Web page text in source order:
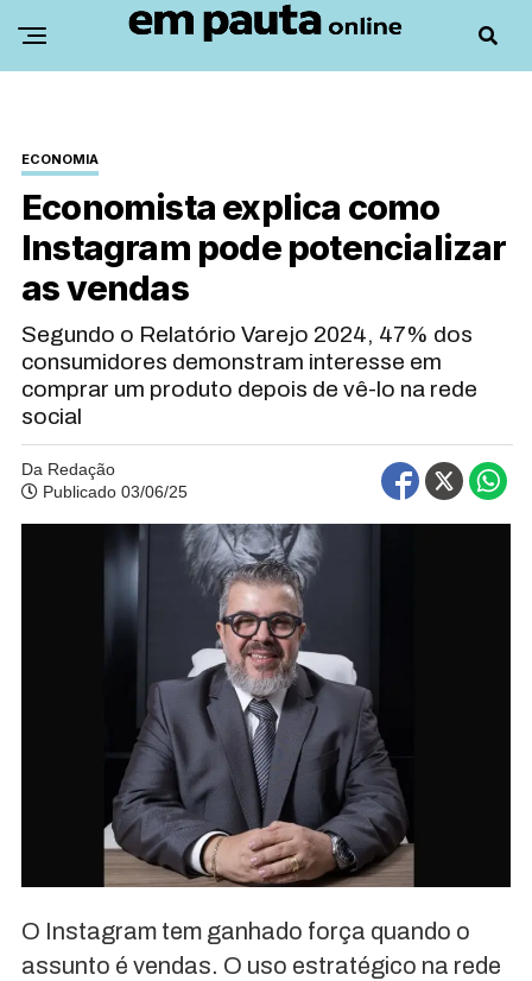
ECONOMIA
Economista explica como
Instagram pode potencializar
as vendas
Segundo o Relatório Varejo 2024, 47% dos
consumidores demonstram interesse em
comprar um produto depois de vê-lo na rede
social
Da Redação
Publicado 03/06/25
O Instagram tem ganhado força quando o
assunto é vendas. O uso estratégico na rede